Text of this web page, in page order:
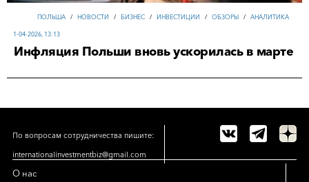
ПОЛЬША / НОВОСТИ / БИЗНЕС / ИНВЕСТИЦИИ / ОБЗОРЫ / АНАЛИТИКА
1-04-2026, 13:13
Инфляция Польши вновь ускорилась в марте
По вопросам сотрудничества пишите:
internationalinvestmentbiz@gmail.com
О нас